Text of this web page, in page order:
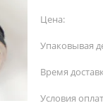
заказа:
Цена:
Упаковывая
Время
Условия